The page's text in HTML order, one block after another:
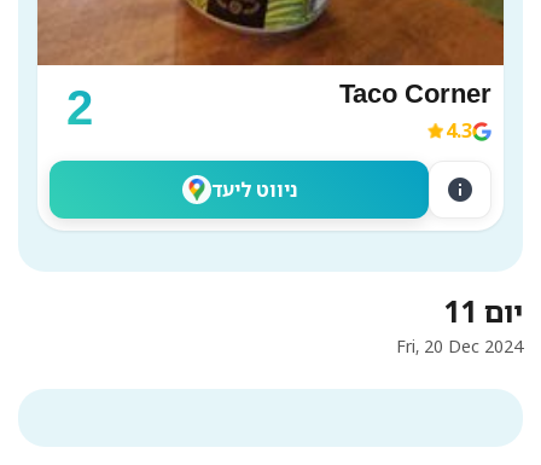
2 Taco Corner
4.3
ניווט ליעד info
יום 11
Fri, 20 Dec 2024